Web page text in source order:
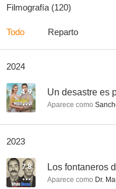
8.5
Filmografía (120)
Todo Reparto
2024
4.9 Un desastre es
Aparece como
2023
7.8 Los fontaneros
Aparece como Dr.